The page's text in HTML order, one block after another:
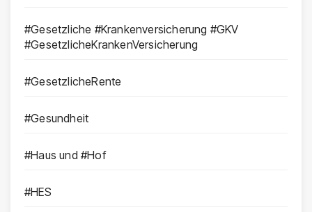
#Gesetzliche #Krankenversicherung #GKV
#GesetzlicheKrankenVersicherung
#GesetzlicheRente
#Gesundheit
#Haus und #Hof
#HES